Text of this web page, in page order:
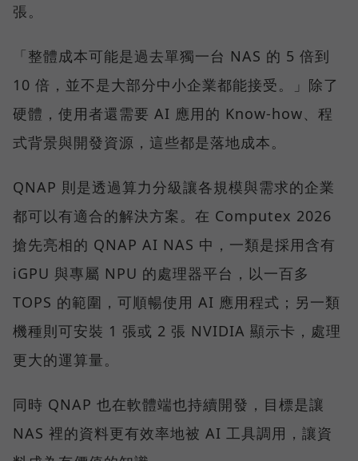
張。
「整體成本可能是過去單獨一台 NAS 的 5 倍到
10 倍，並不是大部分中小企業都能接受。」除了
硬體，使用者還需要 AI 應用的 Know-how、程
式背景與開發資源，這些都是落地成本。
QNAP 則是透過算力分級讓各規模與需求的企業
都可以有適合的解決方案。在 Computex 2026
搶先亮相的 QNAP AI NAS 中，一類是採用含有
iGPU 與專屬 NPU 的處理器平台，以一百多
TOPS 的範圍，可順暢使用 AI 應用程式；另一類
機種則可安裝 1 張或 2 張 NVIDIA 顯示卡，處理
更大的運算量。
同時 QNAP 也在軟體端也持續開發，目標是讓
NAS 裡的資料更有效率地被 AI 工具調用，讓資